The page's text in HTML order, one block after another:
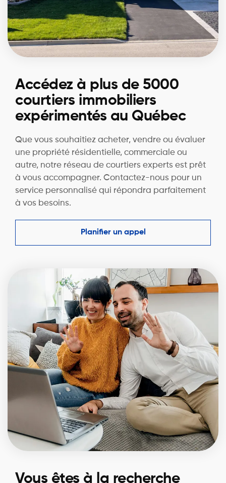
Accédez à plus de 5000
courtiers immobiliers
expérimentés au Québec
Que vous souhaitiez acheter, vendre ou évaluer
une propriété résidentielle, commerciale ou
autre, notre réseau de courtiers experts est prêt
à vous accompagner. Contactez-nous pour un
service personnalisé qui répondra parfaitement
à vos besoins.
Planifier un appel
Vous êtes à la recherche